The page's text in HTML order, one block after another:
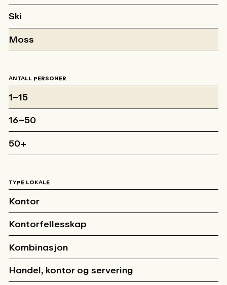
Ski
Moss
ANTALL PERSONER
1–15
16–50
50+
TYPE LOKALE
Kontor
Kontorfellesskap
Kombinasjon
Handel, kontor og servering